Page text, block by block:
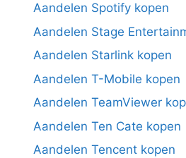
Aandelen Spotify kopen
Aandelen Stage
Aandelen Starlink kopen
Aandelen T-Mobile kopen
Aandelen TeamViewer
Aandelen Ten Cate kopen
Aandelen Tencent kopen